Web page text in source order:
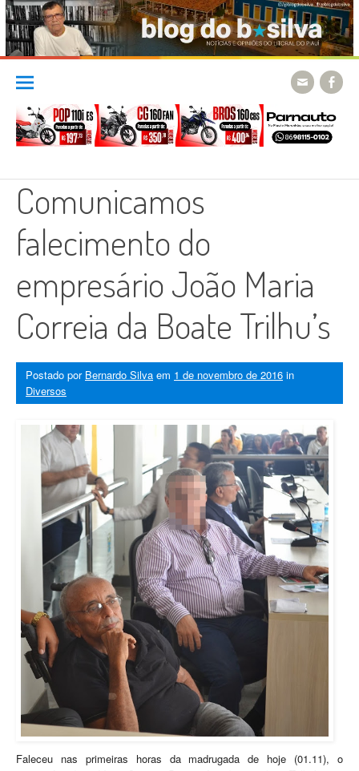
Skip
content
Comunicamos
falecimento do
empresário João Maria
Correia da Boate Trilhu’s
Postado por Bernardo Silva em 1 de novembro de 2016 in
Diversos
Faleceu nas primeiras horas da madrugada de hoje (01.11), o